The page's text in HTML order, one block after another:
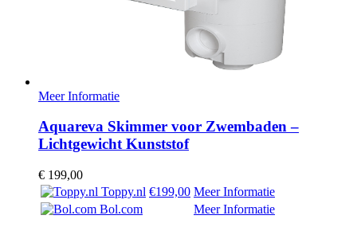
Meer Informatie
Aquareva Skimmer voor Zwembaden –
Lichtgewicht Kunststof
€ 199,00
Toppy.nl €199,00 Meer Informatie
Bol.com
Meer Informatie